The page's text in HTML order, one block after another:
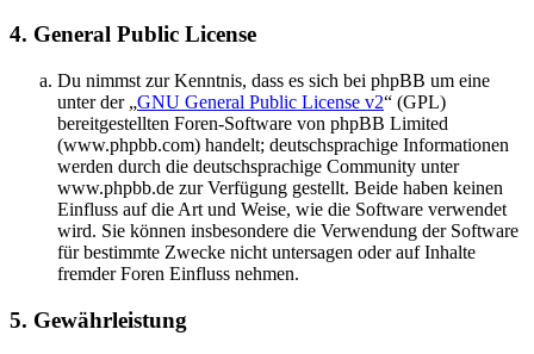
4. General Public License
Du nimmst zur Kenntnis, dass es sich bei phpBB um eine
unter der „GNU General Public License v2“ (GPL)
bereitgestellten Foren-Software von phpBB Limited
(www.phpbb.com) handelt; deutschsprachige Informationen
werden durch die deutschsprachige Community unter
www.phpbb.de zur Verfügung gestellt. Beide haben keinen
Einfluss auf die Art und Weise, wie die Software verwendet
wird. Sie können insbesondere die Verwendung der Software
für bestimmte Zwecke nicht untersagen oder auf Inhalte
fremder Foren Einfluss nehmen.
5. Gewährleistung